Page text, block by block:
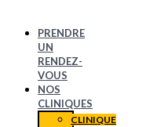
PRENDRE
UN
RENDEZ-
VOUS
NOS
CLINIQUES
CLINIQUE